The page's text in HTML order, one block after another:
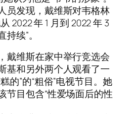
员发现，戴维斯对韦格林
2022 年 1 月到 2022 年 3
续”。
戴维斯在家中举行竞选会
基和另外两个人观看了一
的”的“粗俗”电视节目。她
节目包含“性爱场面后的性